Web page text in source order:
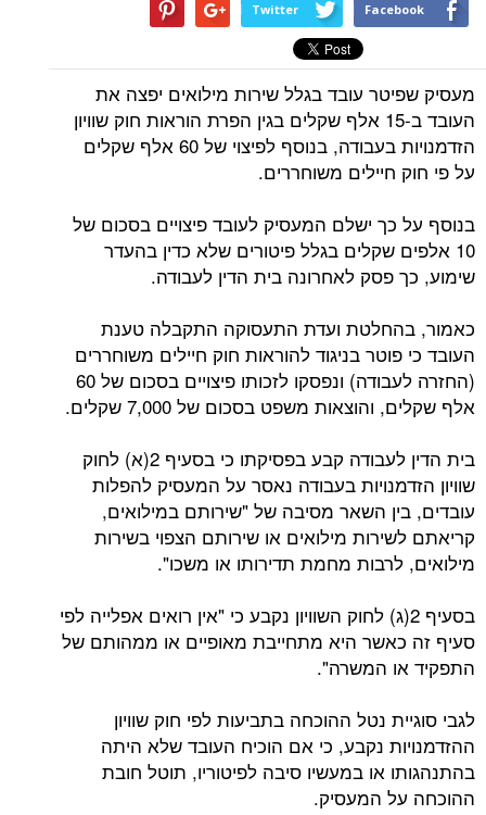
Facebook
Twitter
מעסיק שפיטר עובד בגלל שירות מילואים יפצה את
העובד ב-15 אלף שקלים בגין הפרת הוראות חוק שוויון
הזדמנויות בעבודה, בנוסף לפיצוי של 60 אלף שקלים
על פי חוק חיילים משוחררים.
בנוסף על כך ישלם המעסיק לעובד פיצויים בסכום של
10 אלפים שקלים בגלל פיטורים שלא כדין בהעדר
שימוע, כך פסק לאחרונה בית הדין לעבודה.
כאמור, בהחלטת ועדת התעסוקה התקבלה טענת
העובד כי פוטר בניגוד להוראות חוק חיילים משוחררים
(החזרה לעבודה) ונפסקו לזכותו פיצויים בסכום של 60
אלף שקלים, והוצאות משפט בסכום של 7,000 שקלים.
בית הדין לעבודה קבע בפסיקתו כי בסעיף 2(א) לחוק
שוויון הזדמנויות בעבודה נאסר על המעסיק להפלות
עובדים, בין השאר מסיבה של "שירותם במילואים,
קריאתם לשירות מילואים או שירותם הצפוי בשירות
מילואים, לרבות מחמת תדירותו או משכו".
בסעיף 2(ג) לחוק השוויון נקבע כי "אין רואים אפלייה לפי
סעיף זה כאשר היא מתחייבת מאופיים או ממהותם של
התפקיד או המשרה".
לגבי סוגיית נטל ההוכחה בתביעות לפי חוק שוויון
ההזדמנויות נקבע, כי אם הוכיח העובד שלא היתה
בהתנהגותו או במעשיו סיבה לפיטוריו, תוטל חובת
ההוכחה על המעסיק.